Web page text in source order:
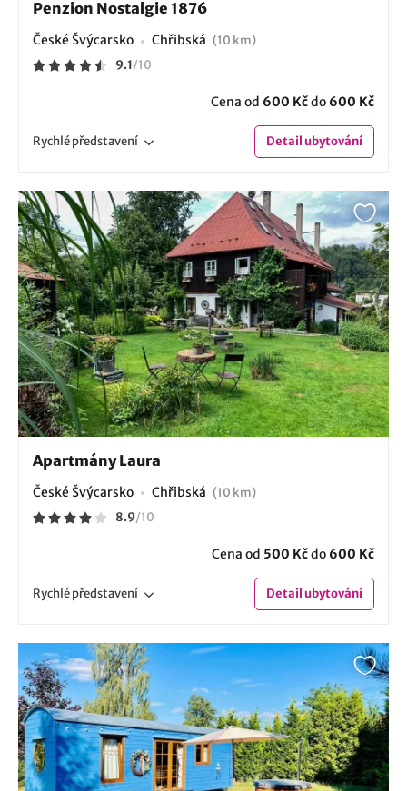
Penzion Nostalgie 1876
České Švýcarsko Chřibská (10 km)
9.1/10
Cena od 600 Kčdo 600 Kč
Rychlépředstavení Detailubytování
Apartmány Laura
České Švýcarsko Chřibská (10 km)
8.9/10
Cena od 500 Kčdo 600 Kč
Rychlépředstavení Detailubytování